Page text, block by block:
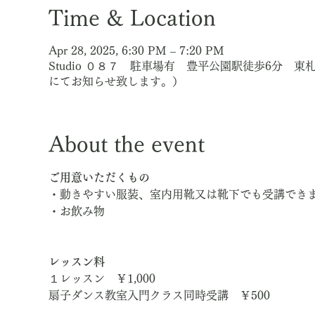
Time & Location
Apr 28, 2025, 6:30 PM – 7:20 PM
Studio ０８７ 駐車場有 豊平公園駅徒歩6分 東札
にてお知らせ致します。）
About the event
ご用意いただくもの
・動きやすい服装、室内用靴又は靴下でも受講でき
・お飲み物
レッスン料
１レッスン　￥1,000
扇子ダンス教室入門クラス同時受講　￥500